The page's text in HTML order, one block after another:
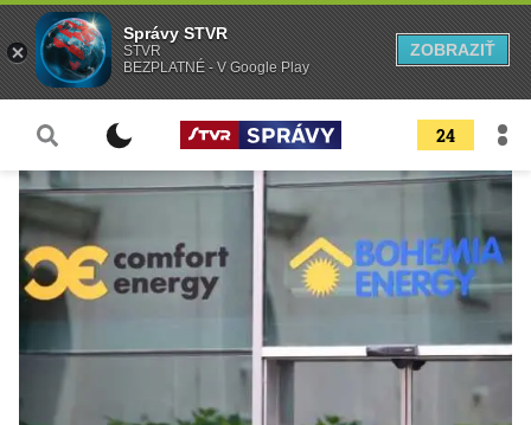
24
Správy STVR
STVR
BEZPLATNÉ - V Google Play
ZOBRAZIŤ